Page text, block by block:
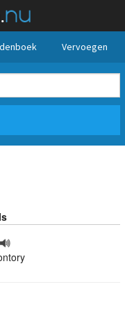
Vervoegen